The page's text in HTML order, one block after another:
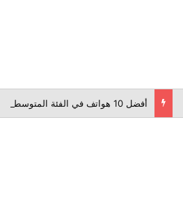
أفضل 10 هواتف في الفئة المتوسطة لعام 2026